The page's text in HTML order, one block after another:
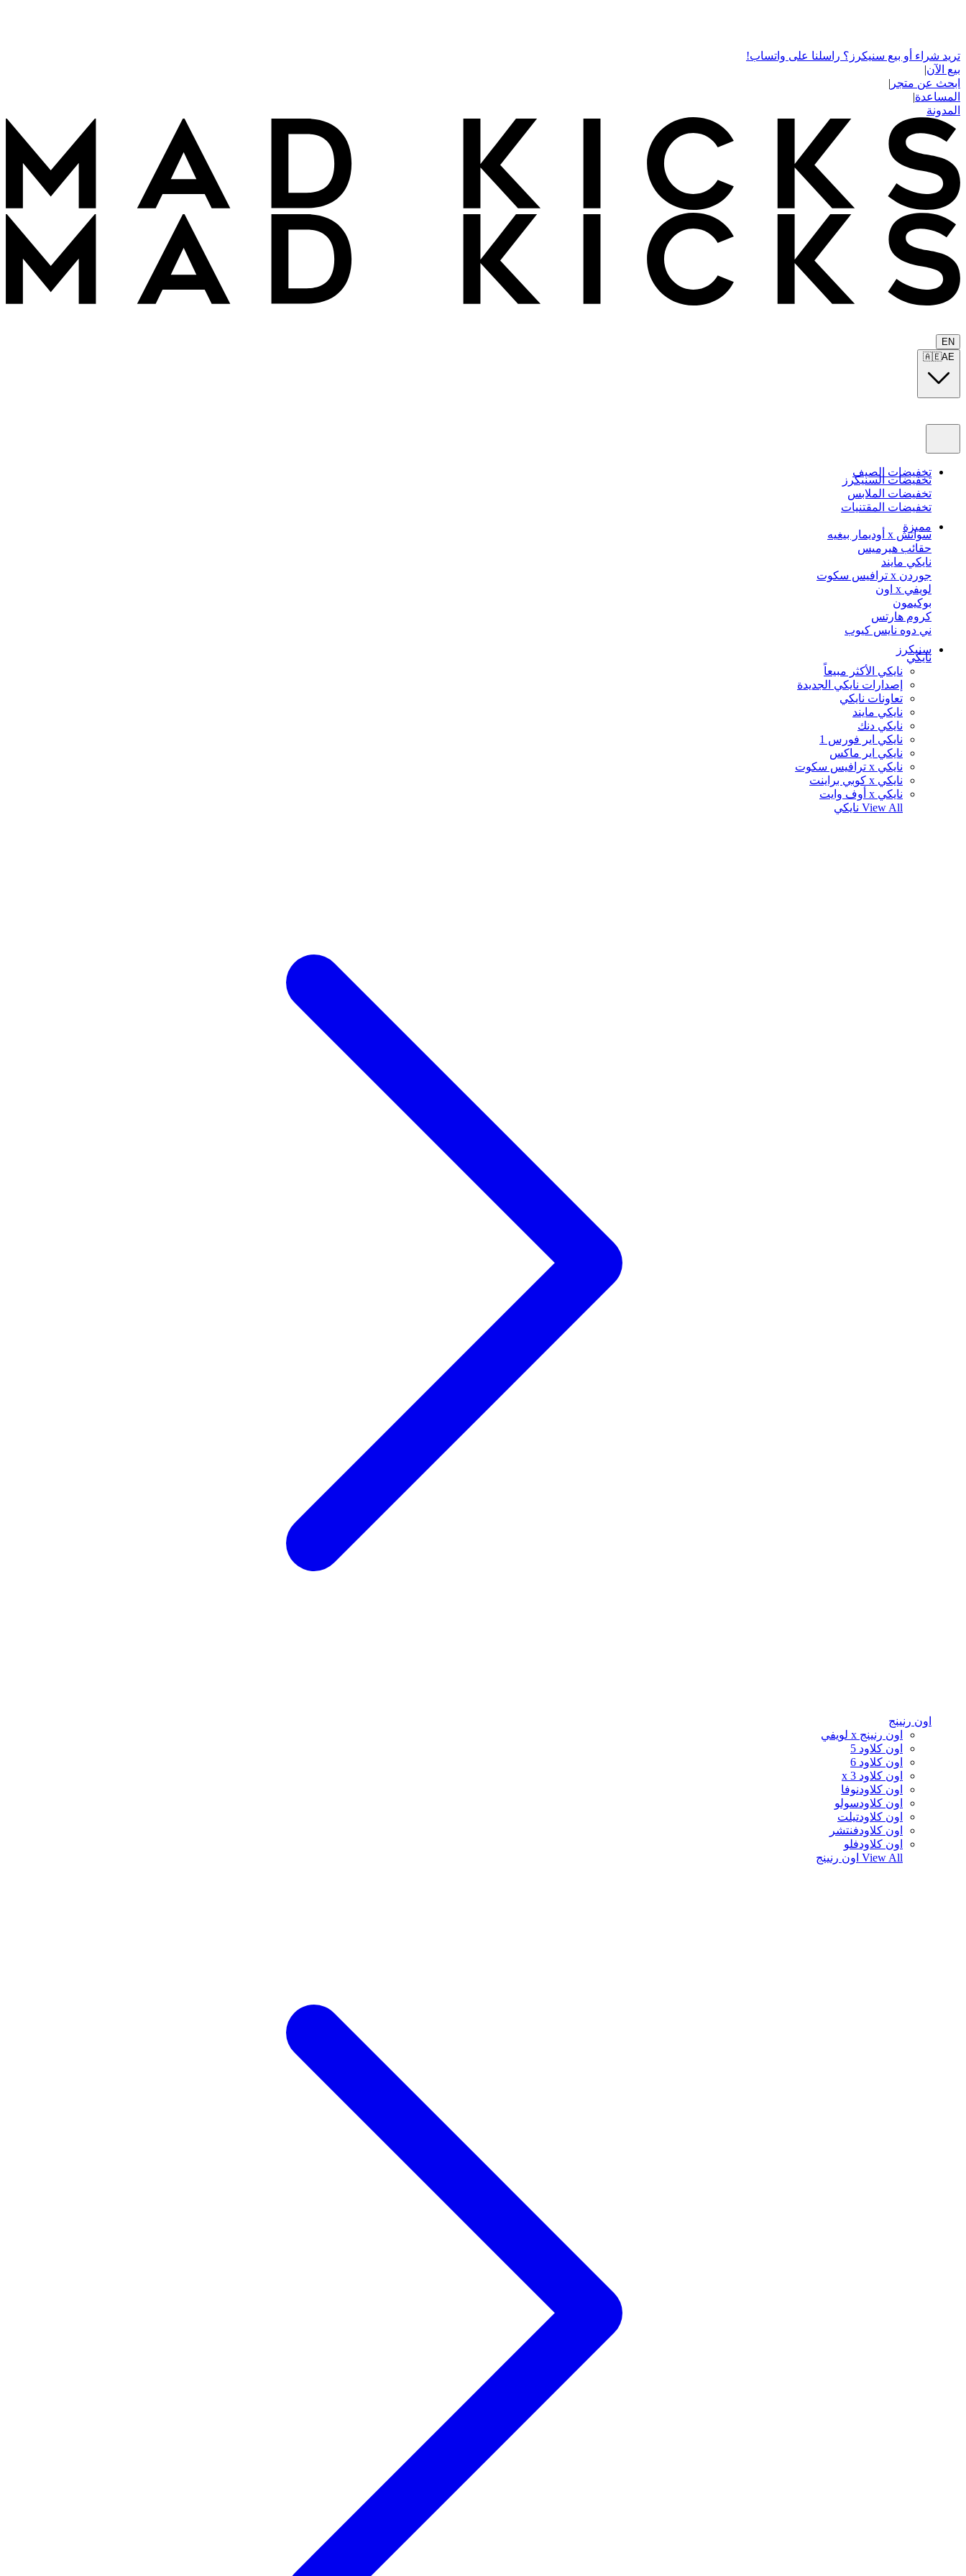
تريد شراء أو بيع سنيكرز؟ راسلنا على واتساب!
بيع الآن|
ابحث عن متجر |
المساعدة|
المدونة
EN
🇦🇪AE
تخفيضات الصيف
تخفيضات السنيكرز
تخفيضات الملابس
تخفيضات المقتنيات
مميزة
سواتش x أوديمار بيغيه
حقائب هيرميس
نايكي مايند
جوردن x ترافيس سكوت
لويفي x اون
بوكيمون
كروم هارتس
ني دوه نايس كيوب
سنيكرز
نايكي
نايكي الأكثر مبيعاً
إصدارات نايكي الجديدة
تعاونات نايكي
نايكي مايند
نايكي دنك
نايكي اير فورس 1
نايكي اير ماكس
نايكي x ترافيس سكوت
نايكي x كوبي براينت
نايكي x أوف وايت
View All نايكي
اون رنينج
اون رنينج x لويفي
اون كلاود 5
اون كلاود 6
اون كلاود x 3
اون كلاودنوفا
اون كلاودسولو
اون كلاودتيلت
اون كلاودفنتشر
اون كلاودفلو
View All اون رنينج